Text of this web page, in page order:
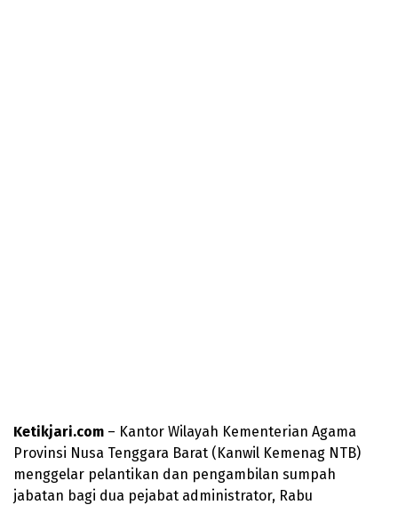
Ketikjari.com – Kantor Wilayah Kementerian Agama
Provinsi Nusa Tenggara Barat (Kanwil Kemenag NTB)
menggelar pelantikan dan pengambilan sumpah
jabatan bagi dua pejabat administrator, Rabu